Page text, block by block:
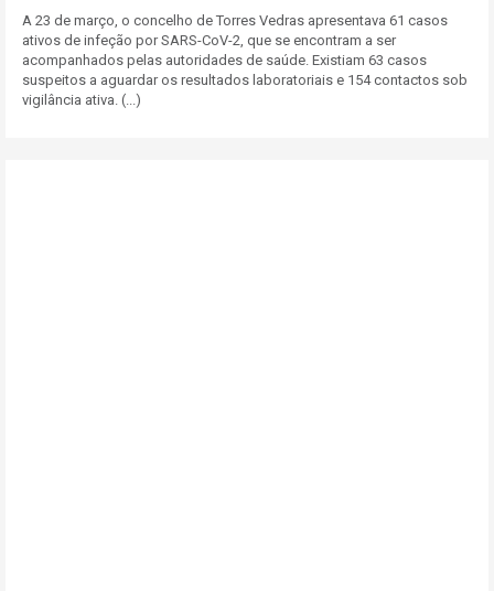
A 23 de março, o concelho de Torres Vedras apresentava 61 casos
ativos de infeção por SARS-CoV-2, que se encontram a ser
acompanhados pelas autoridades de saúde. Existiam 63 casos
suspeitos a aguardar os resultados laboratoriais e 154 contactos sob
vigilância ativa. (...)